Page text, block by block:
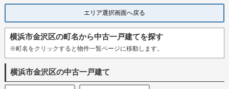
エリア選択画面へ戻る
横浜市金沢区の町名から中古一戸建てを探す
※町名をクリックすると物件一覧ページに移動します。
横浜市金沢区の中古一戸建て